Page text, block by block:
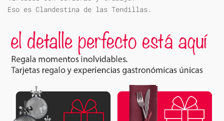
Eso es Clandestina de las Tendillas.